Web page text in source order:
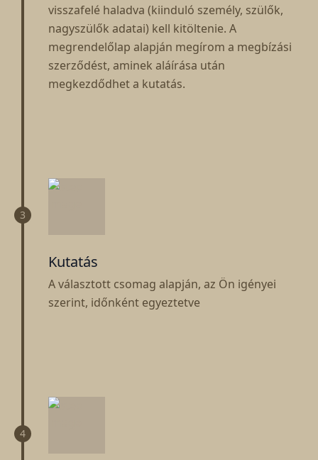
visszafelé haladva (kiinduló személy, szülők,
nagyszülők adatai) kell kitöltenie. A
megrendelőlap alapján megírom a megbízási
szerződést, aminek aláírása után
megkezdődhet a kutatás.
3
Kutatás
A választott csomag alapján, az Ön igényei
szerint, időnként egyeztetve
4